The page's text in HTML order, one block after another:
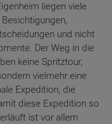
liegen viele
und nicht
Der Weg in die
keine Spritztour,
vielmehr eine
Expedition, die
diese Expedition so
ist vor allem